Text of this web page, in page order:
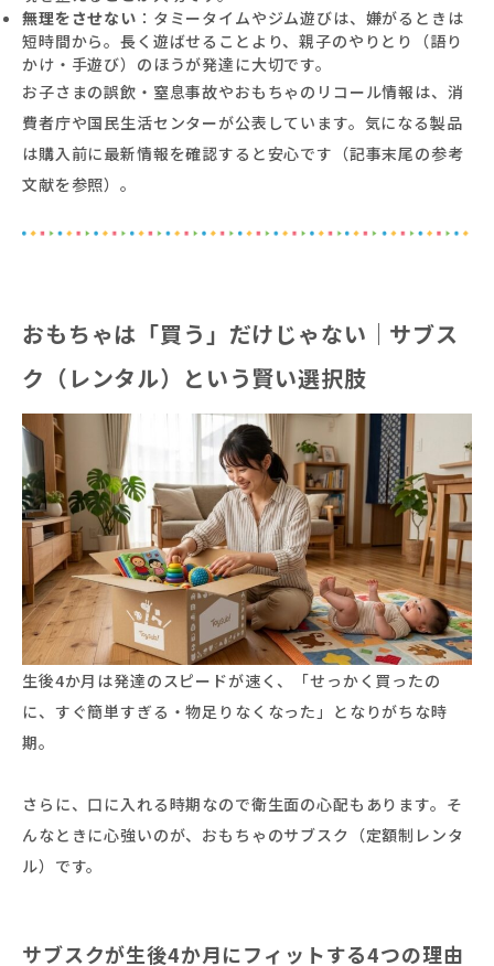
無理をさせない ：タミータイムやジム遊びは、嫌がるときは
短時間から。長く遊ばせることより、親子のやりとり（語り
かけ・手遊び）のほうが発達に大切です。
お子さまの誤飲・窒息事故やおもちゃのリコール情報は、消
費者庁や国民生活センターが公表しています。気になる製品
は購入前に最新情報を確認すると安心です（記事末尾の参考
文献を参照）。
おもちゃは「買う」だけじゃない｜サブス
ク（レンタル）という賢い選択肢
生後4か月は発達のスピードが速く、「せっかく買ったの
に、すぐ簡単すぎる・物足りなくなった」となりがちな時
期。
さらに、口に入れる時期なので衛生面の心配もあります。そ
んなときに心強いのが、おもちゃのサブスク（定額制レンタ
ル）です。
サブスクが生後4か月にフィットする4つの理由